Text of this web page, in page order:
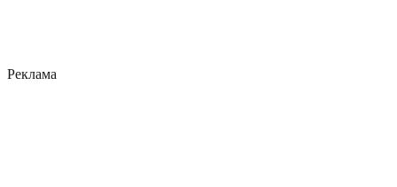
Реклама